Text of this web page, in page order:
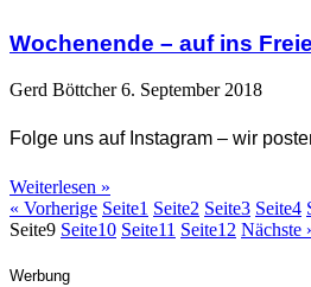
Wochenende – auf ins Freie
Gerd Böttcher6. September 2018
Folge uns auf Instagram – wir
Weiterlesen »
« Vorherige Seite1 Seite2 Seite3 Seite4
Seite9 Seite10 Seite11 Seite12 Nächste
Werbung